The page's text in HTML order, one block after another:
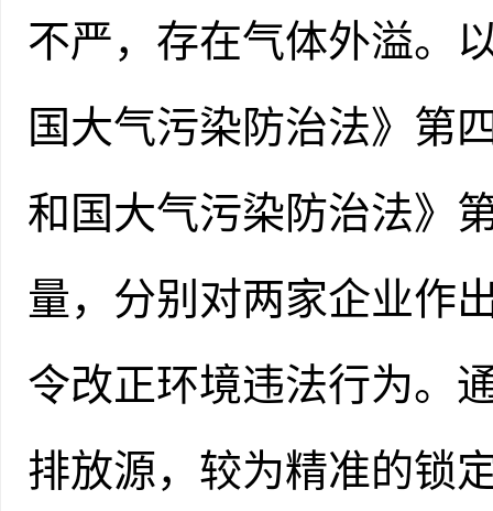
不严，存在气体外溢。
国大气污染防治法》第
和国大气污染防治法》
量，分别对两家企业作
令改正环境违法行为。
排放源，较为精准的锁